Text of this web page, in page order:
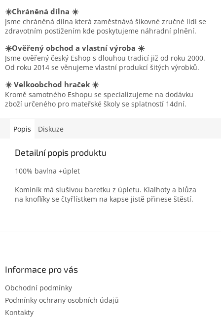
☀️Chráněná dílna ☀️
Jsme chráněná dílna která zaměstnává šikovné zručné lidi se
zdravotním postižením kde poskytujeme náhradní plnění.
☀️Ověřený obchod a vlastní výroba ☀️
Jsme ověřený český Eshop s dlouhou tradicí již od roku 2000.
Od roku 2014 se věnujeme vlastní produkcí šitých výrobků.
☀️ Velkoobchod hraček ☀️
Kromě samotného Eshopu se specializujeme na dodávku
zboží určeného pro mateřské školy se splatností 14dní.
Popis Diskuze
Detailní popis produktu
100% bavlna +úplet
Kominík má slušivou baretku z úpletu. Klalhoty a blůza
na knoflíky se čtyřlístkem na kapse jistě přinese štěstí.
Informace pro vás
Obchodní podmínky
Podmínky ochrany osobních údajů
Kontakty